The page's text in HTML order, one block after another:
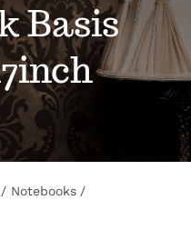
Basis
Notebooks